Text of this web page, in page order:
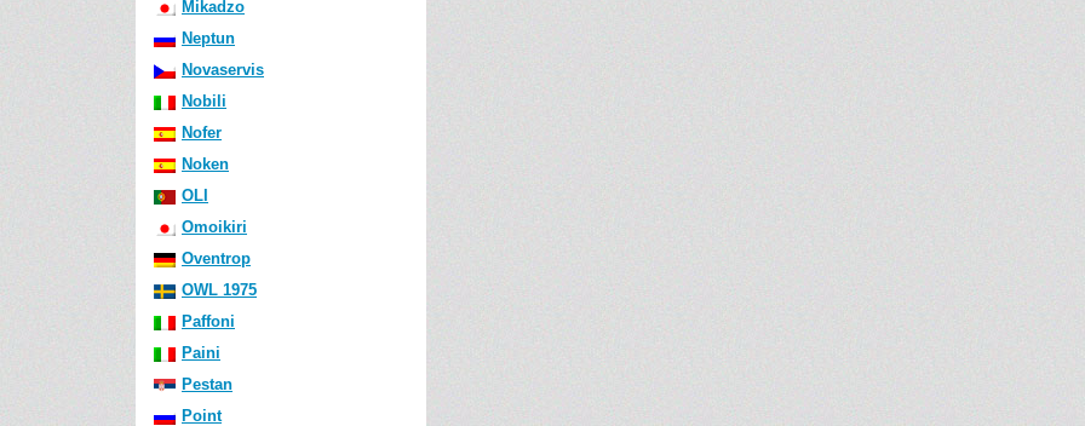
Mikadzo
Neptun
Novaservis
Nobili
Nofer
Noken
OLI
Omoikiri
Oventrop
OWL 1975
Paffoni
Paini
Pestan
Point